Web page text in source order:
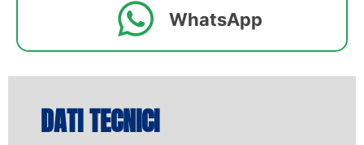
WhatsApp
DATI TECNICI